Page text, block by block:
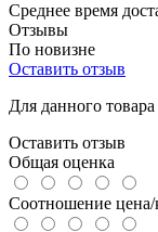
Среднее время
Отзывы
По новизне
Оставить отзыв
Для данного
Оставить отзыв
Общая оценка
Соотношение цена/